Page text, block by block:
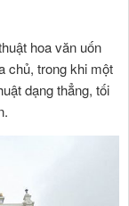
hoa văn uốn
chủ, trong khi một
dạng thẳng, tối